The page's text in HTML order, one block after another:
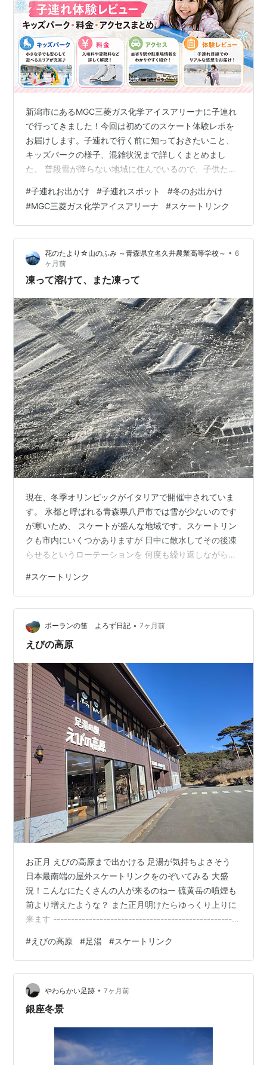
新潟市にあるMGC三菱ガス化学アイスアリーナに子連れ
で行ってきました！今回は初めてのスケート体験レポを
お届けします。子連れで行く前に知っておきたいこと、
キッズパークの様子、混雑状況まで詳しくまとめまし
た。 普段雪が降らない地域に住んでいるので、子供たち
はスキーとかスノボを予定していましたが、近くで熊の
出没情報があったので予定変更しスケートリンクへ。雪
遊びはできませんでしたが、たくさん雪が降っていて子
供たちは大喜びでした。 今回は「MGC三菱ガス化学アイ
スアリーナ」の体験レポをしていきます！ MGC三菱ガス
化学アイスアリーナってどんな施設？ 基本…
#子連れお出かけ #子連れスポット #冬のお出かけ
#MGC三菱ガス化学アイスアリーナ #スケートリンク
花のたより☆山のふみ ～青森県立名久井農業高等学校～ • 6
ヶ月前
凍って溶けて、また凍って
現在、冬季オリンピックがイタリアで開催中されていま
す。 氷都と呼ばれる青森県八戸市では雪が少ないのです
が寒いため、 スケートが盛んな地域です。スケートリン
クも市内にいくつかありますが 日中に散水してその後凍
らせるというローテーションを 何度も繰り返しながら氷
なら溶けて乾いていますが、日影はこの通り。 よく見る
と圧雪路ではありません。最近、日中の気温が高くなっ
ているので 積もった雪が溶けます。しかし朝夕は氷点
下。そのためまた凍ります。 まるでスケートリンクを作
っているかのように氷の道路ができるのです。 リンクを
#スケートリンク
ポーランの笛 よろず日記 • 7ヶ月前
えびの高原
お正月 えびの高原まで出かける 足湯が気持ちよさそう
日本最南端の屋外スケートリンクをのぞいてみる 大盛
況！こんなにたくさんの人が来るのねー 硫黄岳の噴煙も
前より増えたような？ また正月明けたらゆっくり上りに
来ます ----------------------------------------------------
チッとお願いします ↓ にほんブログ村 登山・キャンプラ
ンキング ポーランの笛HPはこちら
#えびの高原 #足湯 #スケートリンク
やわらかい足跡 • 7ヶ月前
銀座冬景